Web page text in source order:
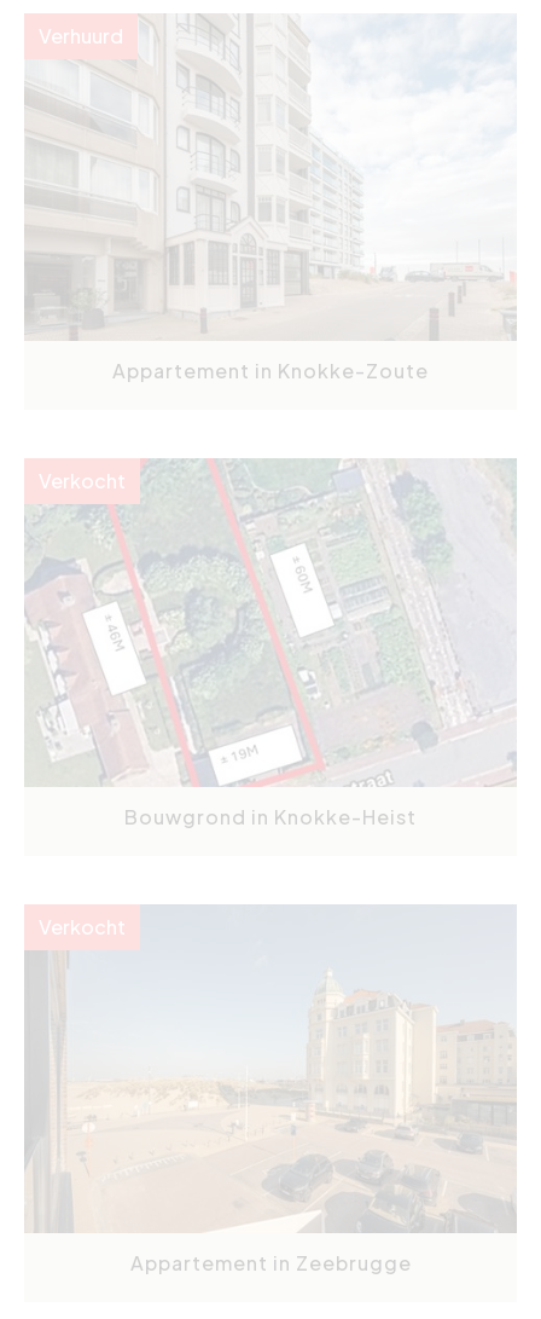
Verhuurd
Appartement in Knokke-Zoute
Verkocht
Bouwgrond in Knokke-Heist
Verkocht
Appartement in Zeebrugge